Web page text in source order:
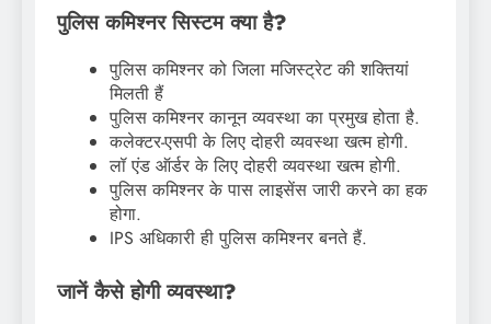
पुलिस कमिश्नर सिस्टम क्या है?
पुलिस कमिश्नर को जिला मजिस्ट्रेट की शक्तियां
मिलती हैं
पुलिस कमिश्नर कानून व्यवस्था का प्रमुख होता है.
कलेक्टर-एसपी के लिए दोहरी व्यवस्था खत्म होगी.
लॉ एंड ऑर्डर के लिए दोहरी व्यवस्था खत्म होगी.
पुलिस कमिश्नर के पास लाइसेंस जारी करने का हक
होगा.
IPS अधिकारी ही पुलिस कमिश्नर बनते हैं.
जानें कैसे होगी व्यवस्था?